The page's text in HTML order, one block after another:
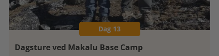
Dag 13
Dagsture ved Makalu Base Camp